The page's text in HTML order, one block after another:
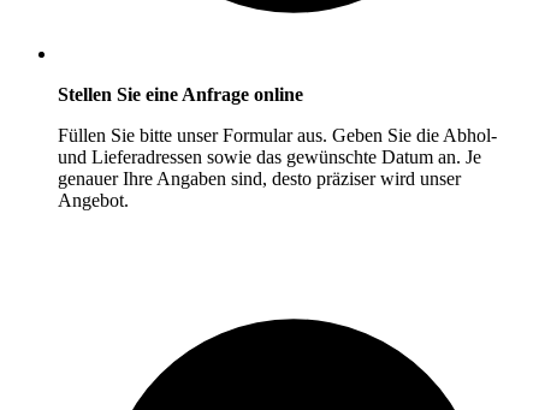
Stellen Sie eine Anfrage online
Füllen Sie bitte unser Formular aus. Geben Sie die Abhol-
und Lieferadressen sowie das gewünschte Datum an. Je
genauer Ihre Angaben sind, desto präziser wird unser
Angebot.